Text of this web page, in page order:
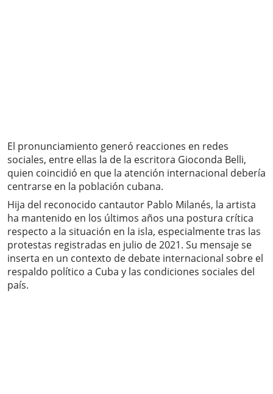
El pronunciamiento generó reacciones en redes
sociales, entre ellas la de la escritora Gioconda Belli,
quien coincidió en que la atención internacional debería
centrarse en la población cubana.
Hija del reconocido cantautor Pablo Milanés, la artista
ha mantenido en los últimos años una postura crítica
respecto a la situación en la isla, especialmente tras las
protestas registradas en julio de 2021. Su mensaje se
inserta en un contexto de debate internacional sobre el
respaldo político a Cuba y las condiciones sociales del
país.